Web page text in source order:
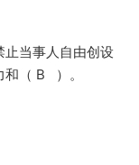
止当事人自由创设
（ B ）。